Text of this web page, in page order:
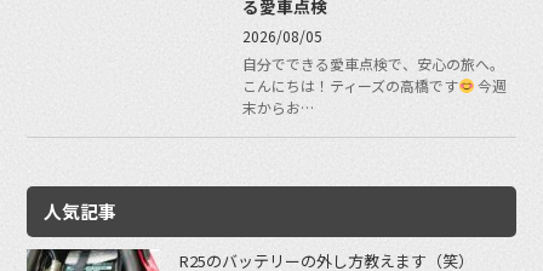
る愛車点検
2026/08/05
自分でできる愛車点検で、安心の旅へ。
こんにちは！ティーズの高橋です
今週
末からお…
人気記事
R25のバッテリーの外し方教えます（笑）